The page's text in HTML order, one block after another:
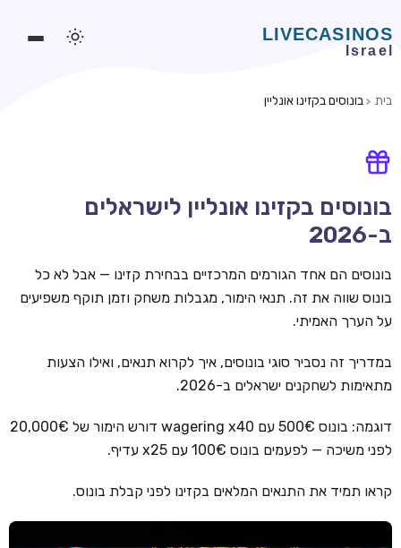
משחקים חינמיים
סלוטים אונליין
מדריכי קזינו
מונדיאל 2026 הימורים
בלאקג'ק אונליין
וידאו פוקר
קזינו קריפטו
טורנירי קזינו
בית בונוסים בקזינו אונליין
בונוסים בקזינו אונליין לישראלים
ב-2026
בונוסים הם אחד הגורמים המרכזיים בבחירת קזינו — אבל לא כל
בונוס שווה את זה. תנאי הימור, מגבלות משחק וזמן תוקף משפיעים
על הערך האמיתי.
במדריך זה נסביר סוגי בונוסים, איך לקרוא תנאים, ואילו הצעות
מתאימות לשחקנים ישראלים ב-2026.
דוגמה: בונוס 500€ עם wagering x40 דורש הימור של 20,000€
לפני משיכה — לפעמים בונוס 100€ עם x25 עדיף.
קראו תמיד את התנאים המלאים בקזינו לפני קבלת בונוס.